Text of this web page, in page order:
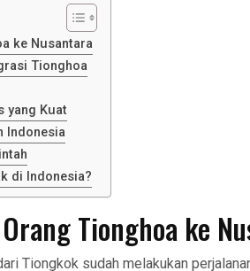
ke Nusantara
Tionghoa
yang Kuat
Indonesia
di Indonesia?
Tionghoa ke
Tiongkok sudah melakukan